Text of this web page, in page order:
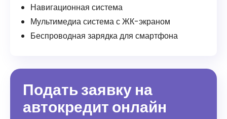
Навигационная система
Мультимедиа система с ЖК-экраном
Беспроводная зарядка для смартфона
Подать заявку на
автокредит онлайн